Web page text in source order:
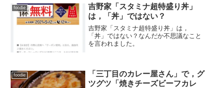
foodie
吉野家「スタミナ超特盛り丼」
は，「丼」ではない？
吉野家「スタミナ超特盛り丼」は，
「丼」ではない？なんだか不思議なこと
を言われました。
foodie
「三丁目のカレー屋さん」で，グ
ツグツ「焼きチーズビーフカレ